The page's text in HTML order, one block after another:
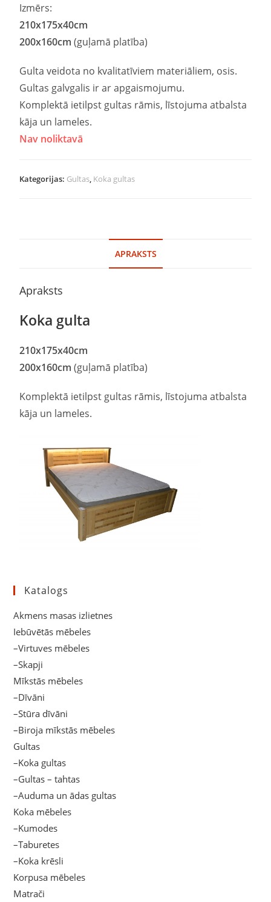
Izmērs:
210x175x40cm
200x160cm(guļamā platība)
Gulta veidota no kvalitatīviem materiāliem, osis.
Gultas galvgalis ir ar apgaismojumu.
Komplektā ietilpst gultas rāmis, līstojuma atbalsta
kāja un lameles.
Nav noliktavā
Kategorijas: Gultas, Koka gultas
APRAKSTS
Apraksts
Koka gulta
210x175x40cm
200x160cm(guļamā platība)
Komplektā ietilpst gultas rāmis, līstojuma atbalsta
kāja un lameles.
Katalogs
Akmens masas izlietnes
Iebūvētās mēbeles
–Virtuves mēbeles
–Skapji
Mīkstās mēbeles
–Dīvāni
–Stūra dīvāni
–Biroja mīkstās mēbeles
Gultas
–Koka gultas
–Gultas – tahtas
–Auduma un ādas gultas
Koka mēbeles
–Kumodes
–Taburetes
–Koka krēsli
Korpusa mēbeles
Matrači